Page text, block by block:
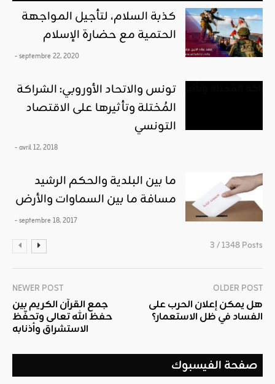
كذبة السلام، لتأجيل المواجهة
الحتمية مع حضارة الإسلام
- septembre 22, 2020
تونس والاتحاد الأوروبي: الشراكة
المُختلة وتأثيرها على الاقتصاد
التونسي
- avril 12, 2018
ما بين البلدية والحكم الرشيد
مسافة ما بين السماوات والأرض
- septembre 18, 2017
3 / 1348 Posts
NEWER POST
جمع القرآن الكريم بين
حفظ الله تعالى وتحفّظ
الاستشراق وأذنابه
OLDER POST
هل يمكن إعلان الحرب على
الفساد في ظل الاستعمار؟
صفحة الفيسبوك